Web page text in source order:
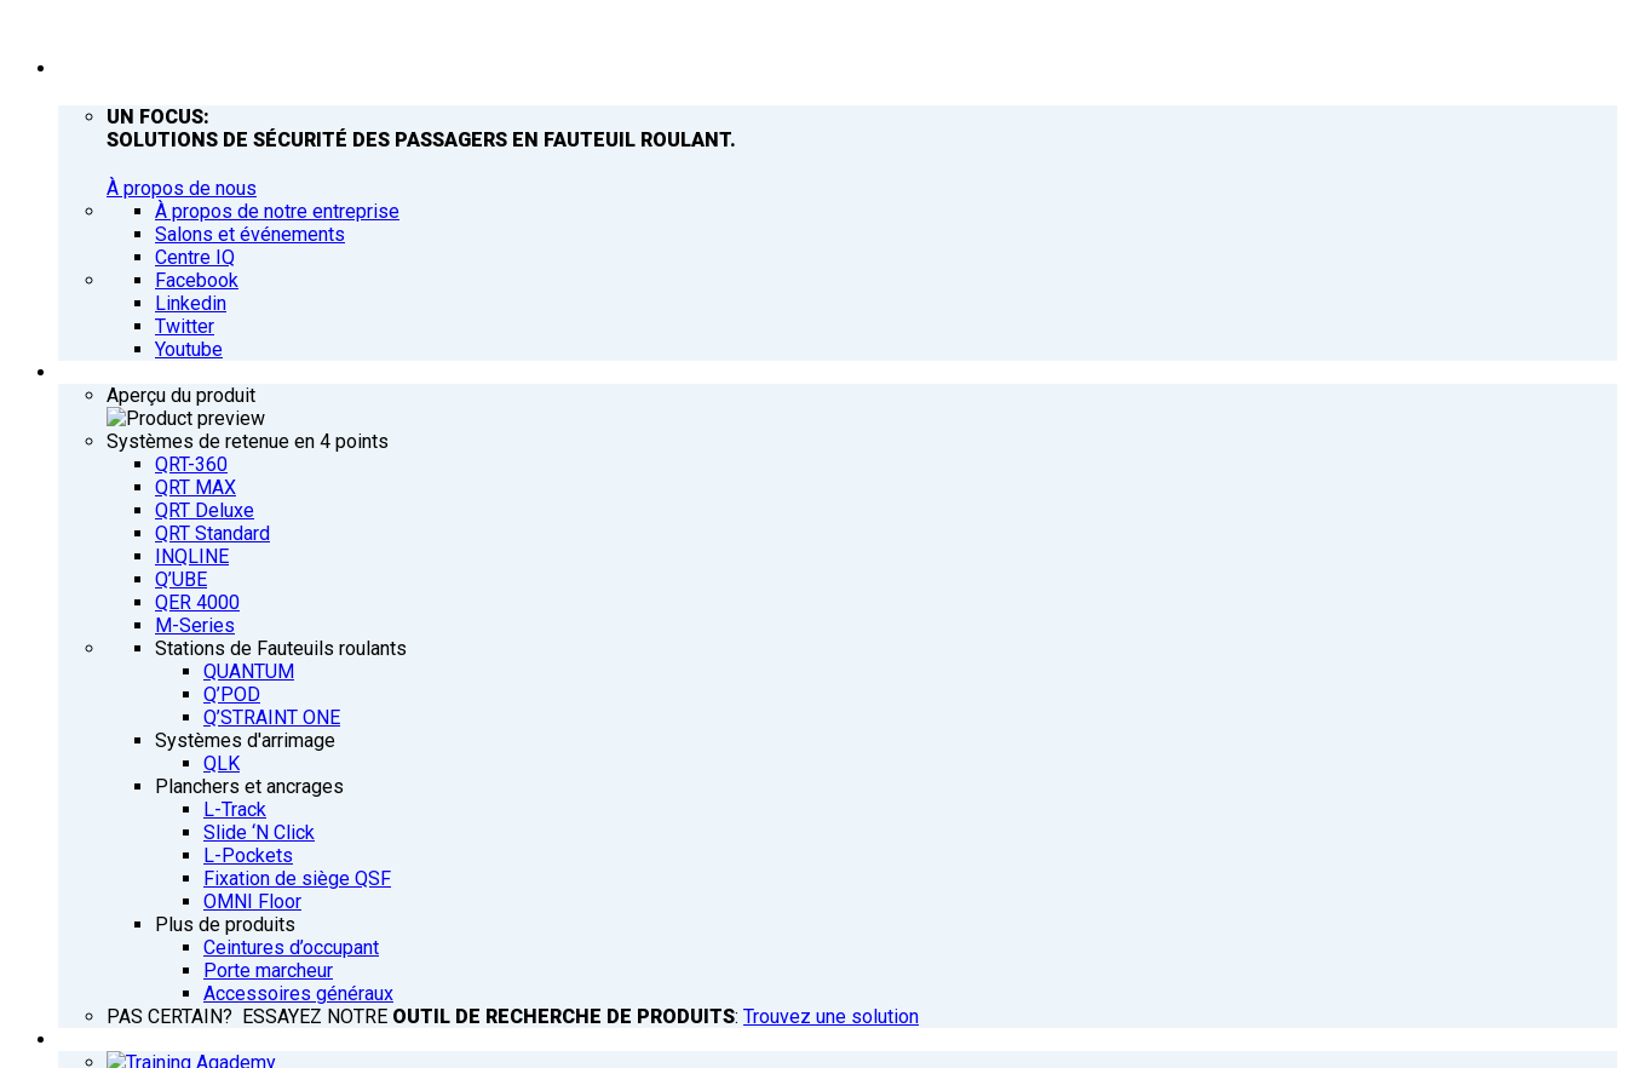
UN FOCUS:
SOLUTIONS DE SÉCURITÉ DES PASSAGERS EN FAUTEUIL ROULANT.
À propos de nous
À propos de notre entreprise
Salons et événements
Centre IQ
Facebook
Linkedin
Twitter
Youtube
Aperçu du produit
Systèmes de retenue en 4 points
QRT-360
QRT MAX
QRT Deluxe
QRT Standard
INQLINE
Q’UBE
QER 4000
M-Series
Stations de Fauteuils roulants
QUANTUM
Q’POD
Q’STRAINT ONE
Systèmes d'arrimage
QLK
Planchers et ancrages
L-Track
Slide ‘N Click
L-Pockets
Fixation de siège QSF
OMNI Floor
Plus de produits
Ceintures d’occupant
Porte marcheur
Accessoires généraux
PAS CERTAIN? ESSAYEZ NOTRE OUTIL DE RECHERCHE DE PRODUITS: Trouvez une solution